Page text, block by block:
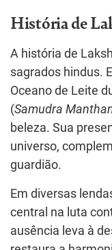
História de
A história de
sagrados hindus.
Oceano de Leite
(Samudra
beleza. Sua
universo,
guardião.
Em diversas
central na luta
ausência leva à